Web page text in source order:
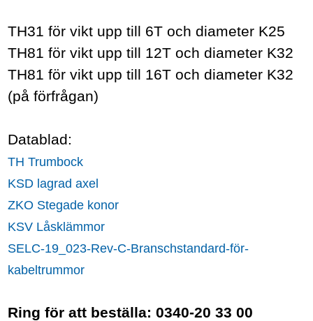
TH31 för vikt upp till 6T och diameter K25
TH81 för vikt upp till 12T och diameter K32
TH81 för vikt upp till 16T och diameter K32
(på förfrågan)
Datablad:
TH Trumbock
KSD lagrad axel
ZKO Stegade konor
KSV Låsklämmor
SELC-19_023-Rev-C-Branschstandard-för-
kabeltrummor
Ring för att beställa: 0340-20 33 00